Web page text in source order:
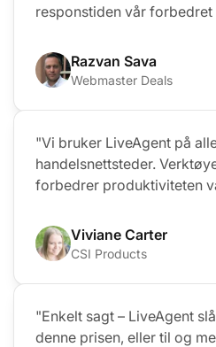
responstiden vår forbedret
Razvan Sava
Webmaster Deals
"Vi bruker LiveAgent på
handelsnettsteder.
forbedrer produktiviteten
Viviane Carter
CSI Products
"Enkelt sagt – LiveAgent
denne prisen, eller til og